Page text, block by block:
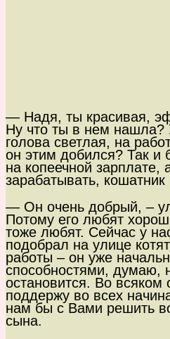
— Надя, ты красивая,
Ну что ты в нем нашла?
голова светлая, на
он этим добился? Так и
на копеечной зарплате,
зарабатывать, кошатник
— Он очень добрый, –
Потому его любят
тоже любят. Сейчас у
подобрал на улице
работы – он уже
способностями, думаю,
остановится. Во всяком
поддержу во всех
нам бы с Вами решить
сына.